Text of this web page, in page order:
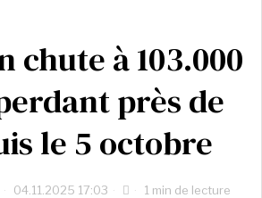
chute à 103.000
près de
le 5 octobre
04.11.2025 17:03 1 min de lecture